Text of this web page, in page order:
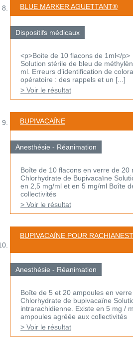
BLUE MARKER AGUETTANT®
Dispositifs médicaux
<p>Boite de 10 flacons de 1ml</p>
Solution stérile de bleu de
ml. Erreurs d’identification de
opératoire : des rappels et un [...]
> Voir le résultat
BUPIVACAÏNE
Anesthésie - Réanimation
Boîte de 10 flacons en verre de 20
Chlorhydrate de Bupivacaïne
en 2,5 mg/ml et en 5 mg/ml Boîte
collectivités
> Voir le résultat
BUPIVACAÏNE POUR
Anesthésie - Réanimation
Boîte de 5 et 20 ampoules en
Chlorhydrate de bupivacaïne
intrarachidienne. Existe en 5 mg /
ampoules agréée aux collectivités
> Voir le résultat